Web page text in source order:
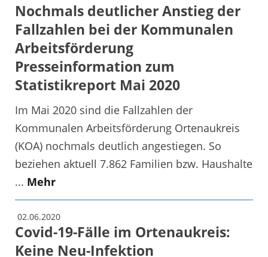
Nochmals deutlicher Anstieg der
Fallzahlen bei der Kommunalen
Arbeitsförderung
Presseinformation zum
Statistikreport Mai 2020
Im Mai 2020 sind die Fallzahlen der
Kommunalen Arbeitsförderung Ortenaukreis
(KOA) nochmals deutlich angestiegen. So
beziehen aktuell 7.862 Familien bzw. Haushalte
... Mehr
02.06.2020
Covid-19-Fälle im Ortenaukreis:
Keine Neu-Infektion